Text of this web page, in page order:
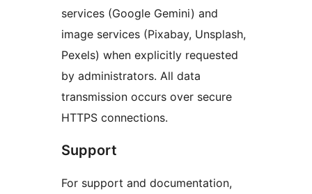
services (Google Gemini) and
image services (Pixabay, Unsplash,
Pexels) when explicitly requested
by administrators. All data
transmission occurs over secure
HTTPS connections.
Support
For support and documentation,